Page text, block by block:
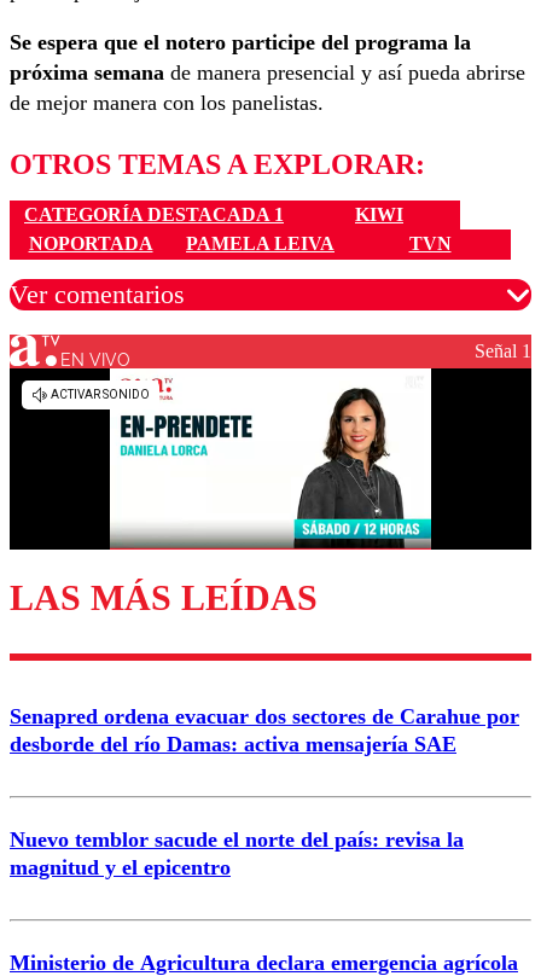
Se espera que el notero participe del programa la
próxima semana de manera presencial y así pueda abrirse
de mejor manera con los panelistas.
OTROS TEMAS A EXPLORAR:
CATEGORÍA DESTACADA 1
KIWI
NOPORTADA
PAMELA LEIVA TVN
Ver comentarios
Los comentarios son moderados para garantizar un
diálogo respetuoso.
Enviar comentario
EN VIVO Señal 1
LAS MÁS LEÍDAS
Senapred ordena evacuar dos sectores de Carahue por
desborde del río Damas: activa mensajería SAE
Nuevo temblor sacude el norte del país: revisa la
magnitud y el epicentro
Ministerio de Agricultura declara emergencia agrícola